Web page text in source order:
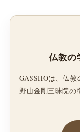
仏教の
GASSHOは、仏
野山金剛三昧院の